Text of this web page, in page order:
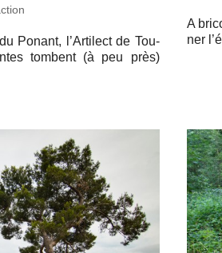
Ponant, l’Ar­ti­lect de Tou­
tombent (à peu près)
A
ner